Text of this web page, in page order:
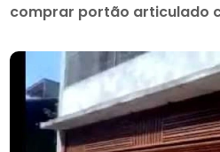
comprar portão articulado